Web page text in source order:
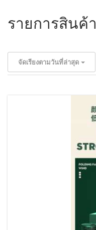
รายการสินค้า
จัดเรียงตามวันที่ล่าสุด